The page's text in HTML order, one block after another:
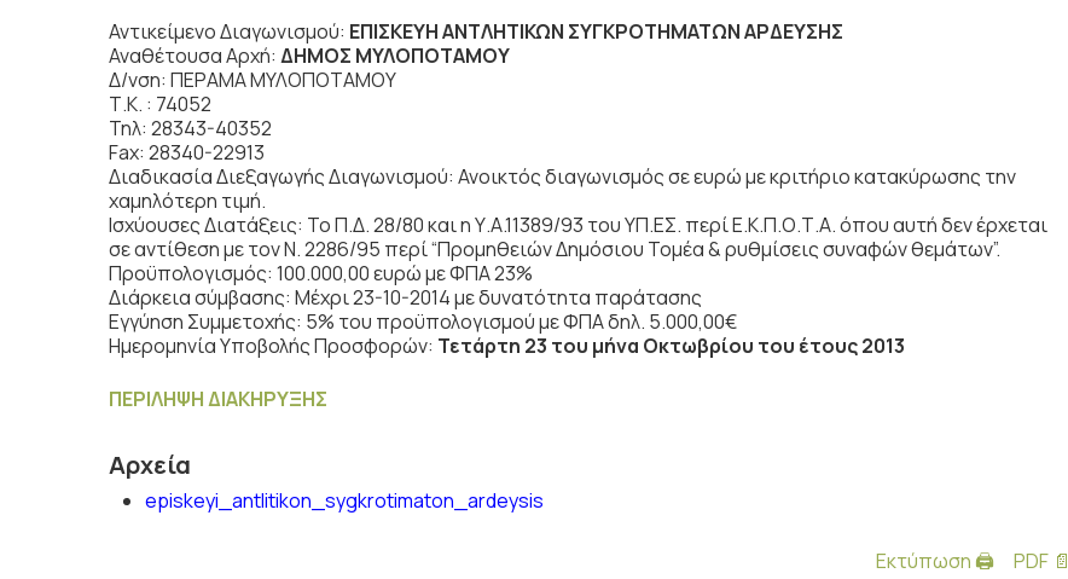
Αντικείμενο Διαγωνισμού: ΕΠΙΣΚΕΥΗ ΑΝΤΛΗΤΙΚΩΝ ΣΥΓΚΡΟΤΗΜΑΤΩΝ ΑΡΔΕΥΣΗΣ
Αναθέτουσα Αρχή: ΔΗΜΟΣ ΜΥΛΟΠΟΤΑΜΟΥ
Δ/νση: ΠΕΡΑΜΑ ΜΥΛΟΠΟΤΑΜΟΥ
Τ.Κ. : 74052
Τηλ: 28343-40352
Fax: 28340-22913
Διαδικασία Διεξαγωγής Διαγωνισμού: Ανοικτός διαγωνισμός σε ευρώ με κριτήριο κατακύρωσης την
χαμηλότερη τιμή.
Ισχύουσες Διατάξεις: Το Π.Δ. 28/80 και η Υ.Α.11389/93 του ΥΠ.ΕΣ. περί Ε.Κ.Π.Ο.Τ.Α. όπου αυτή δεν έρχεται
σε αντίθεση με τον Ν. 2286/95 περί “Προμηθειών Δημόσιου Τομέα & ρυθμίσεις συναφών θεμάτων”.
Προϋπολογισμός: 100.000,00 ευρώ με ΦΠΑ 23%
Διάρκεια σύμβασης: Μέχρι 23-10-2014 με δυνατότητα παράτασης
Εγγύηση Συμμετοχής: 5% του προϋπολογισμού με ΦΠΑ δηλ. 5.000,00€
Ημερομηνία Υποβολής Προσφορών: Τετάρτη 23 του μήνα Οκτωβρίου του έτους 2013
ΠΕΡΙΛΗΨΗ ΔΙΑΚΗΡΥΞΗΣ
Αρχεία
episkeyi_antlitikon_sygkrotimaton_ardeysis
Εκτύπωση 🖨 PDF 📄